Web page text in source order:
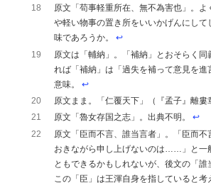
18
原文「苟事軽重所在、無不為害也」。
や軽い物事の置き所をいいかげんにし
味であろうか。↩︎
19
原文は「輔納」。「補納」とおそらく同
れば「補納」は「過失を補って意見を
意味。↩︎
20
原文まま。「仁覆天下」（『孟子』離
21
原文「魯女存国之志」。出典不明。↩︎
22
原文「臣而不言、誰当言者」。「臣而不
おきながら申し上げないのは……」と一
ともできるかもしれないが、後文の「誰
この「臣」は王渾自身を指していると考